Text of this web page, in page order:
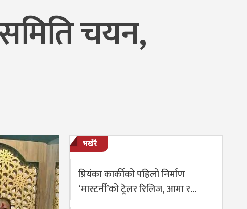
चयन,
भर्खरै
प्रियंका कार्कीको पहिलो निर्माण
‘मास्टर्नी’को ट्रेलर रिलिज, आमा र…